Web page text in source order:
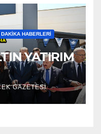
HABERLERI
YATIRIM
GAZETESİ